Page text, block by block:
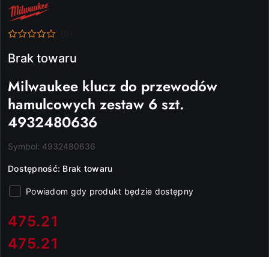
NAZWA
PRODUCENTA:
MILWAUKEE
Brak towaru
Milwaukee klucz do przewodów
hamulcowych zestaw 6 szt.
4932480636
Symbol: 4932480636
Dostępność: Brak towaru
Powiadom gdy produkt będzie dostępny
cena:
475.21
Cena:
475.21